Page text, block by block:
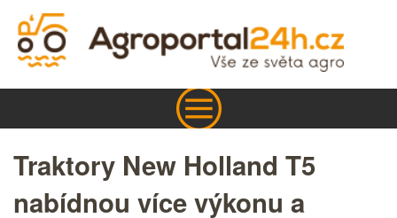
Traktory New Holland T5
nabídnou více výkonu a